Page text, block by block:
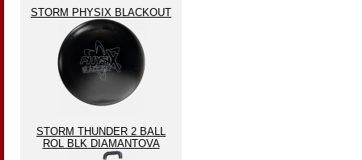
STORM PHYSIX BLACKOUT
STORM THUNDER 2 BALL
ROL BLK DIAMANTOVA